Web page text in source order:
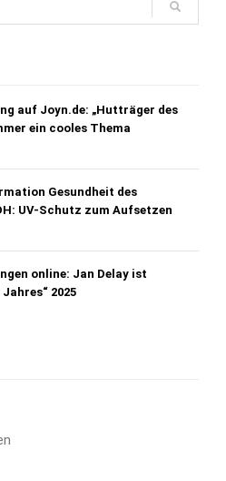
auf Joyn.de: „Hutträger des
ein cooles Thema
Gesundheit des
UV-Schutz zum Aufsetzen
online: Jan Delay ist
2025